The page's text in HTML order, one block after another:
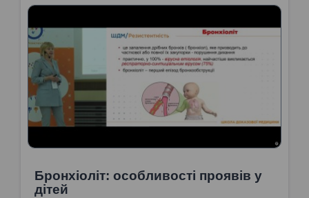
Бронхіоліт: особливості проявів у
дітей